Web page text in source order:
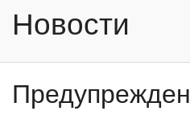
Новости